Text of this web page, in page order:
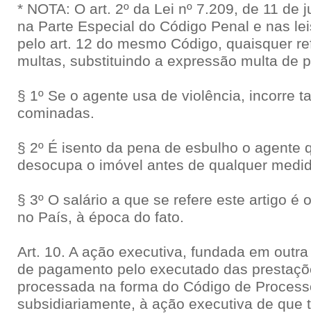
* NOTA: O art. 2º da Lei nº 7.209, de 11 de
na Parte Especial do Código Penal e nas
pelo art. 12 do mesmo Código, quaisquer
multas, substituindo a expressão multa de
§ 1º Se o agente usa de violência, incorre
cominadas.
§ 2º É isento da pena de esbulho o agente
desocupa o imóvel antes de qualquer
§ 3º O salário a que se refere este artigo é
no País, à época do fato.
Art. 10. A ação executiva, fundada em
de pagamento pelo executado das
processada na forma do Código de
subsidiariamente, à ação executiva de que